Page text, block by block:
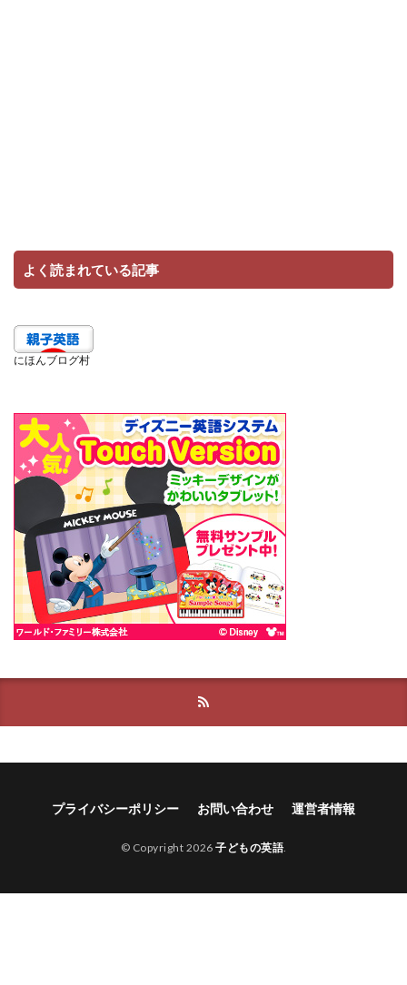
よく読まれている記事
にほんブログ村
プライバシーポリシー お問い合わせ 運営者情報
© Copyright 2026 子どもの英語